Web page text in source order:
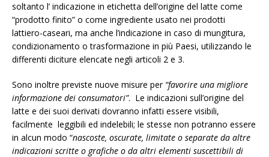
soltanto l’ indicazione in etichetta dell’origine del latte come
“prodotto finito” o come ingrediente usato nei prodotti
lattiero-caseari, ma anche l’indicazione in caso di mungitura,
condizionamento o trasformazione in più Paesi, utilizzando le
differenti diciture elencate negli articoli 2 e 3.
Sono inoltre previste nuove misure per “favorire una migliore
informazione dei consumatori”. Le indicazioni sull’origine del
latte e dei suoi derivati dovranno infatti essere visibili,
facilmente leggibili ed indelebili; le stesse non potranno essere
in alcun modo “nascoste, oscurate, limitate o separate da altre
indicazioni scritte o grafiche o da altri elementi suscettibili di